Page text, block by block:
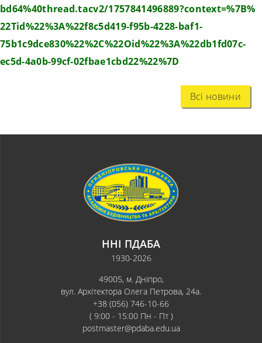
bd64%40thread.tacv2/1757841496889?context=%7B%
22Tid%22%3A%22f8c5d419-f95b-4228-baf1-
75b1c9dce830%22%2C%22Oid%22%3A%22db1fd07c-
ec5d-4a0b-99cf-02fbae1cbd22%22%7D
Всі новини
ННІ ПДАБА
1930-2026
49005, м. Дніпро,
вул. Архітектора Олега Петрова, 24а.
+38 (056) 746-10-66
( 9:00 - 15:00 Пн - Пт )
postmaster@pdaba.edu.ua